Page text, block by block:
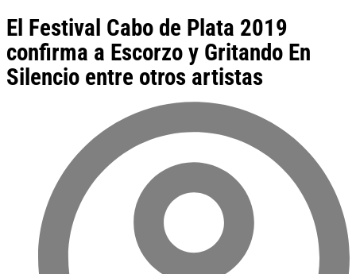
El Festival Cabo de Plata 2019
confirma a Escorzo y Gritando En
Silencio entre otros artistas